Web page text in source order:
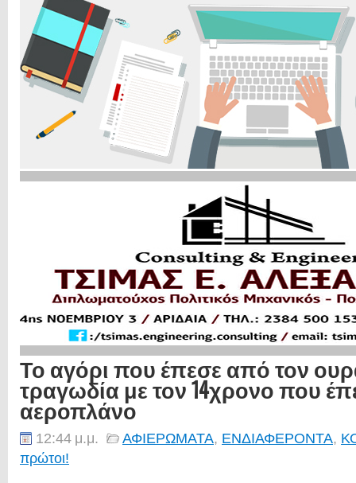
Το αγόρι που έπεσε από τον
τραγωδία με τον 14χρονο που
αεροπλάνο
12:44 μ.μ. ΑΦΙΕΡΩΜΑΤΑ, ΕΝΔΙΑΦΕΡΟΝΤΑ,
πρώτοι!